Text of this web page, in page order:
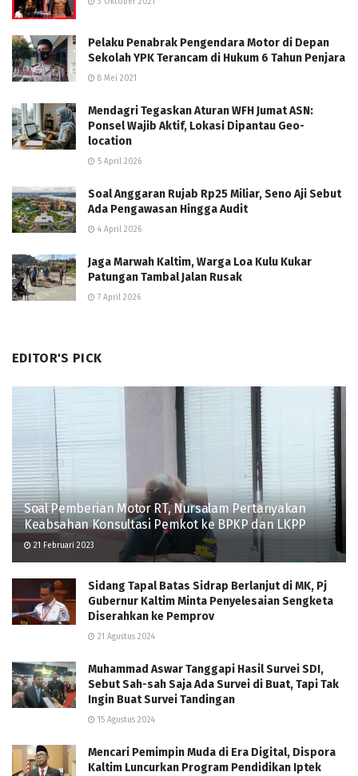
Pelaku Penabrak Pengendara Motor di Depan
Sekolah YPK Terancam di Hukum 6 Tahun Penjara
8 Mei 2021
Mendagri Tegaskan Aturan WFH Jumat ASN:
Ponsel Wajib Aktif, Lokasi Dipantau Geo-
location
5 April 2026
Soal Anggaran Rujab Rp25 Miliar, Seno Aji Sebut
Ada Pengawasan Hingga Audit
4 April 2026
Jaga Marwah Kaltim, Warga Loa Kulu Kukar
Patungan Tambal Jalan Rusak
7 April 2026
EDITOR'S PICK
Soal Pemberian Motor RT, Nursalam Pertanyakan
Keabsahan Konsultasi Pemkot ke BPKP dan LKPP
21 Februari 2023
Sidang Tapal Batas Sidrap Berlanjut di MK, Pj
Gubernur Kaltim Minta Penyelesaian Sengketa
Diserahkan ke Pemprov
21 Agustus 2024
Muhammad Aswar Tanggapi Hasil Survei SDI,
Sebut Sah-sah Saja Ada Survei di Buat, Tapi Tak
Ingin Buat Survei Tandingan
15 Agustus 2024
Mencari Pemimpin Muda di Era Digital, Dispora
Kaltim Luncurkan Program Pendidikan Iptek